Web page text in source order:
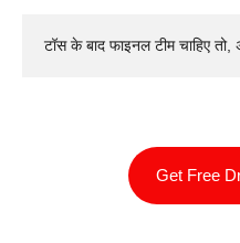
टॉस के बाद फाइनल टीम चाहिए
Get Free